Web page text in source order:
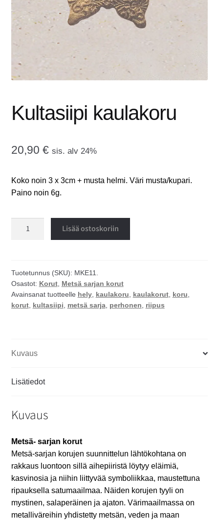
tason
valikko
OTA YHTEYTTÄ
GALLERIA
Kultasiipi kaulakoru
20,90 € sis. alv 24%
Koko noin 3 x 3cm + musta helmi. Väri musta/kupari.
Paino noin 6g.
Lisää ostoskoriin
Tuotetunnus (SKU): MKE11.
Osastot: Korut, Metsä sarjan korut
Avainsanat tuotteelle hely, kaulakoru, kaulakorut, koru,
korut, kultasiipi, metsä sarja, perhonen, riipus
Kuvaus
Lisätiedot
Kuvaus
Metsä- sarjan korut
Metsä-sarjan korujen suunnittelun lähtökohtana on
rakkaus luontoon sillä aihepiiristä löytyy eläimiä,
kasvinosia ja niihin liittyvää symboliikkaa, maustettuna
ripauksella satumaailmaa. Näiden korujen tyyli on
mystinen, salaperäinen ja ajaton. Värimaailmassa on
metalliväreihin yhdistetty metsän, veden ja maan